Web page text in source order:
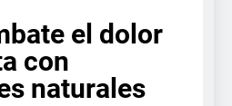
el dolor
con
naturales